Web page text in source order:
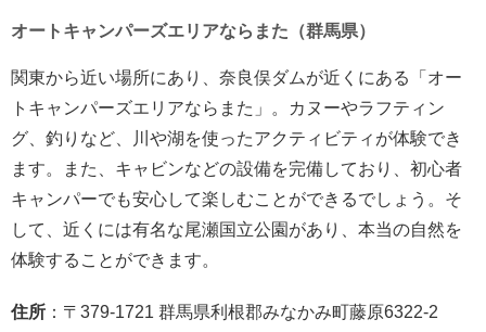
オートキャンパーズエリアならまた（群馬県）
関東から近い場所にあり、奈良俣ダムが近くにある「オー
トキャンパーズエリアならまた」。カヌーやラフティン
グ、釣りなど、川や湖を使ったアクティビティが体験でき
ます。また、キャビンなどの設備を完備しており、初心者
キャンパーでも安心して楽しむことができるでしょう。そ
して、近くには有名な尾瀬国立公園があり、本当の自然を
体験することができます。
住所 ：〒379-1721 群馬県利根郡みなかみ町藤原6322-2